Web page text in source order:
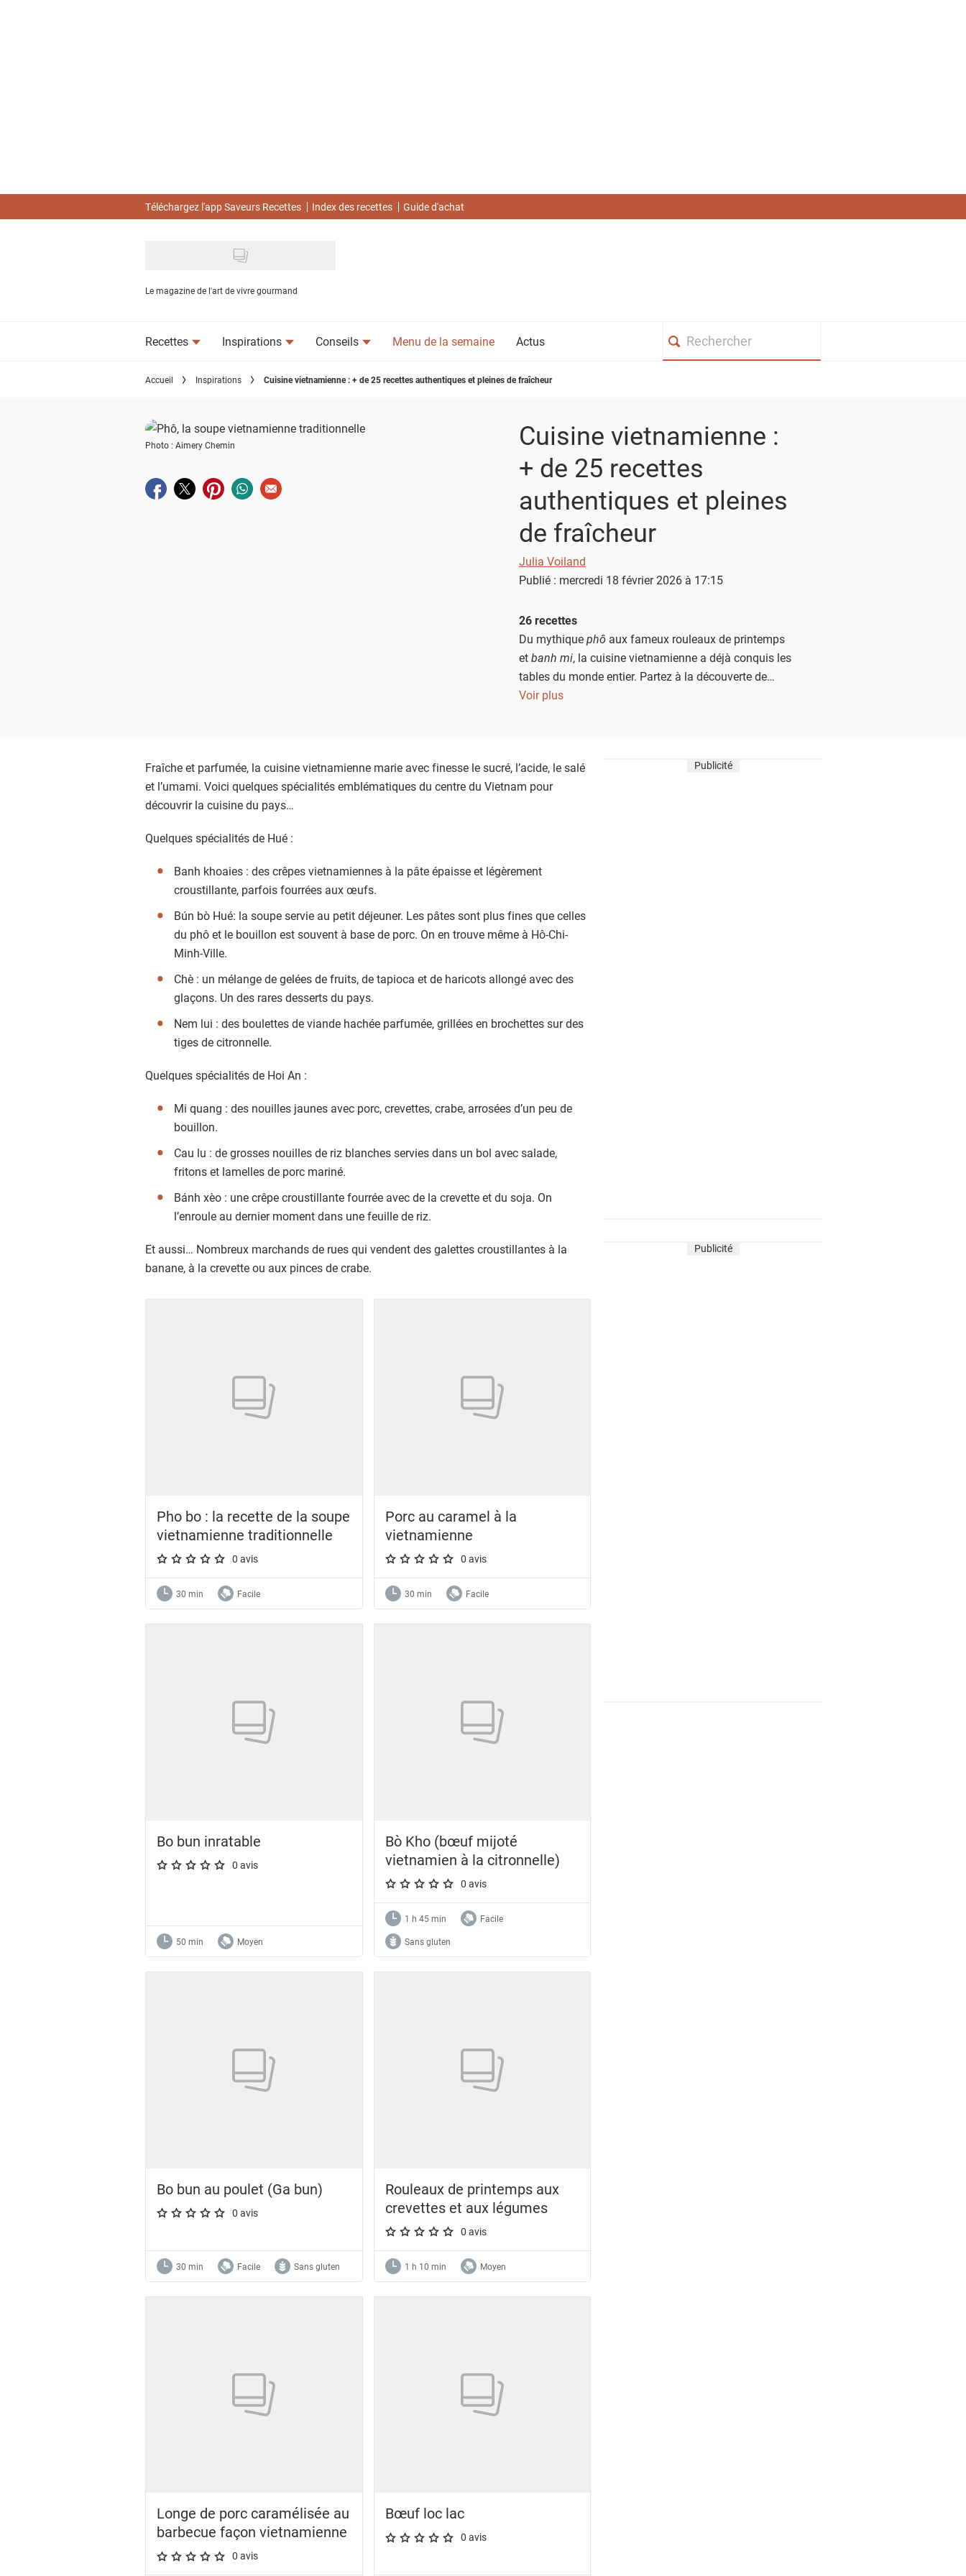
Téléchargez l'app Saveurs Recettes Index des recettes Guide d'achat
Le magazine de l'art de vivre gourmand
Recettes Inspirations Conseils Menu de la semaine Actus
Accueil Inspirations Cuisine vietnamienne : + de 25 recettes authentiques et pleines de fraîcheur
Photo : Aimery Chemin
Partager sur facebook
Partager sur twitter
Partager sur pinterest
Partager sur whatsapp
Envoyer à un ami
Cuisine vietnamienne :
+ de 25 recettes
authentiques et pleines
de fraîcheur
Julia Voiland
Publié : mercredi 18 février 2026 à 17:15
26 recettes
Du mythiquephô aux fameux rouleaux de printemps
etbanh mi, la cuisine vietnamienne a déjà conquis les
tables du monde entier. Partez à la découverte de
nombreuses autres spécialités avec nos recettes !
Voir plus
Fraîche et parfumée, la cuisine vietnamienne marie avec finesse le sucré, l’acide, le salé
et l’umami. Voici quelques spécialités emblématiques du centre du Vietnam pour
découvrir la cuisine du pays…
Quelques spécialités de Hué :
Banh khoaies : des crêpes vietnamiennes à la pâte épaisse et légèrement
croustillante, parfois fourrées aux œufs.
Bún bò Hué: la soupe servie au petit déjeuner. Les pâtes sont plus fines que celles
du phô et le bouillon est souvent à base de porc. On en trouve même à Hô-Chi-
Minh-Ville.
Chè : un mélange de gelées de fruits, de tapioca et de haricots allongé avec des
glaçons. Un des rares desserts du pays.
Nem lui : des boulettes de viande hachée parfumée, grillées en brochettes sur des
tiges de citronnelle.
Quelques spécialités de Hoi An :
Mi quang : des nouilles jaunes avec porc, crevettes, crabe, arrosées d’un peu de
bouillon.
Cau lu : de grosses nouilles de riz blanches servies dans un bol avec salade,
fritons et lamelles de porc mariné.
Bánh xèo : une crêpe croustillante fourrée avec de la crevette et du soja. On
l’enroule au dernier moment dans une feuille de riz.
Et aussi… Nombreux marchands de rues qui vendent des galettes croustillantes à la
banane, à la crevette ou aux pinces de crabe.
Pho bo : la recette de la soupe
vietnamienne traditionnelle
A star rating of 0 out of 5.
0 avis
30 min Facile
Porc au caramel à la
vietnamienne
A star rating of 0 out of 5.
0 avis
30 min Facile
Bo bun inratable
A star rating of 0 out of 5.
0 avis
50 min Moyen
Bò Kho (bœuf mijoté
vietnamien à la citronnelle)
A star rating of 0 out of 5.
0 avis
1 h 45 min
Facile
Sans gluten
Bo bun au poulet (Ga bun)
A star rating of 0 out of 5.
0 avis
30 min Facile Sans gluten
Rouleaux de printemps aux
crevettes et aux légumes
A star rating of 0 out of 5.
0 avis
1 h 10 min Moyen
Longe de porc caramélisée au
barbecue façon vietnamienne
A star rating of 0 out of 5.
0 avis
Bœuf loc lac
A star rating of 0 out of 5.
0 avis
Publicité
Publicité